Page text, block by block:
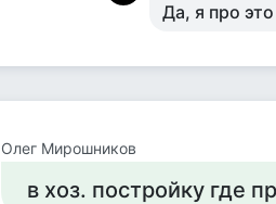
Да, я про
Олег Мирошников
в хоз. постройку где